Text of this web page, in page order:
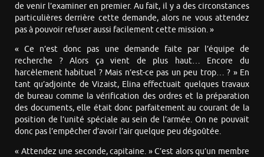
de venir l’examiner en premier. Au fait, il y a des circonstances
particulières derrière cette demande, alors ne vous attendez
pas à pouvoir refuser aussi facilement cette mission. »
« Ce n’est donc pas une demande faite par l’équipe de
recherche ? Alors ça vient de plus haut… Encore du
harcèlement habituel ? Mais n’est-ce pas un peu trop… ? » En
tant qu’adjointe de Vizaist, Elina effectuait quelques travaux
de bureau comme la vérification des ordres et la préparation
des documents, elle était donc parfaitement au courant de la
position de l’unité spéciale au sein de l’armée. On ne pouvait
donc pas l’empêcher d’avoir l’air quelque peu dégoûtée.
« Attendez une seconde, capitaine. » C’est alors qu’un membre